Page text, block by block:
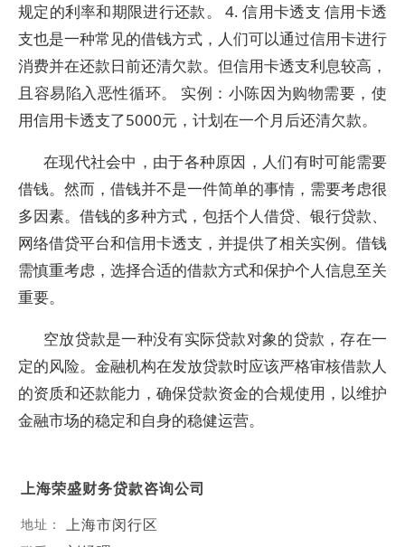
规定的利率和期限进行还款。 4. 信用卡透支 信用卡透
支也是一种常见的借钱方式，人们可以通过信用卡进行
消费并在还款日前还清欠款。但信用卡透支利息较高，
且容易陷入恶性循环。 实例：小陈因为购物需要，使
用信用卡透支了5000元，计划在一个月后还清欠款。
在现代社会中，由于各种原因，人们有时可能需要
借钱。然而，借钱并不是一件简单的事情，需要考虑很
多因素。借钱的多种方式，包括个人借贷、银行贷款、
网络借贷平台和信用卡透支，并提供了相关实例。借钱
需慎重考虑，选择合适的借款方式和保护个人信息至关
重要。
空放贷款是一种没有实际贷款对象的贷款，存在一
定的风险。金融机构在发放贷款时应该严格审核借款人
的资质和还款能力，确保贷款资金的合规使用，以维护
金融市场的稳定和自身的稳健运营。
上海荣盛财务贷款咨询公司
地址： 上海市闵行区